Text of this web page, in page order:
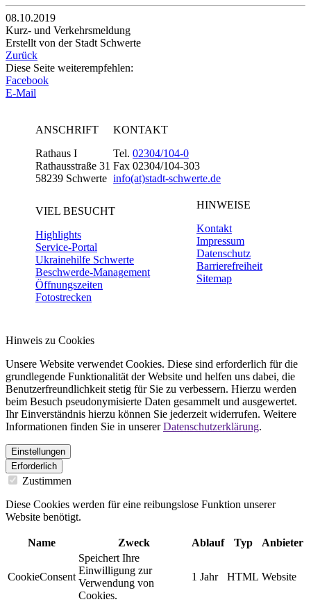
08.10.2019
Kurz- und Verkehrsmeldung
Erstellt von der Stadt Schwerte
Zurück
Diese Seite weiterempfehlen:
Facebook
E-Mail
ANSCHRIFT
Rathaus I
Rathausstraße 31
58239 Schwerte
KONTAKT
Tel. 02304/104-0
Fax 02304/104-303
info(at)stadt-schwerte.de
VIEL BESUCHT
Highlights
Service-Portal
Ukrainehilfe Schwerte
Beschwerde-Management
Öffnungszeiten
Fotostrecken
HINWEISE
Kontakt
Impressum
Datenschutz
Barrierefreiheit
Sitemap
Hinweis zu Cookies
Unsere Website verwendet Cookies. Diese sind erforderlich für die
grundlegende Funktionalität der Website und helfen uns dabei, die
Benutzerfreundlichkeit stetig für Sie zu verbessern. Hierzu werden
beim Besuch pseudonymisierte Daten gesammelt und ausgewertet.
Ihr Einverständnis hierzu können Sie jederzeit widerrufen. Weitere
Informationen finden Sie in unsererDatenschutzerklärung.
Einstellungen
Erforderlich
Zustimmen
Diese Cookies werden für eine reibungslose Funktion unserer
Website benötigt.
Name Zweck Ablauf Typ Anbieter
CookieConsent
Speichert Ihre
Einwilligung zur
Verwendung von
Cookies.
1 Jahr HTML Website